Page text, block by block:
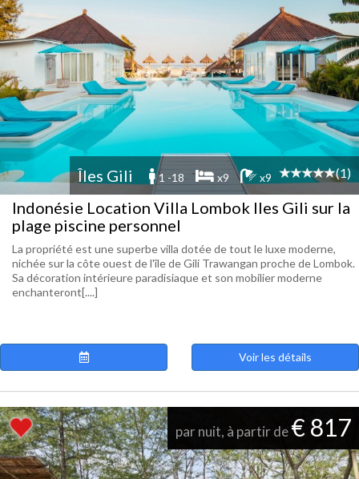
Îles Gili 1 -18 x9 x9 (1)
Indonésie Location Villa Lombok Iles Gili sur la
plage piscine personnel
La propriété est une superbe villa dotée de tout le luxe moderne,
nichée sur la côte ouest de l'île de Gili Trawangan proche de Lombok.
Sa décoration intérieure paradisiaque et son mobilier moderne
enchanteront[....]
Voir les détails
par nuit, à partir de€ 817